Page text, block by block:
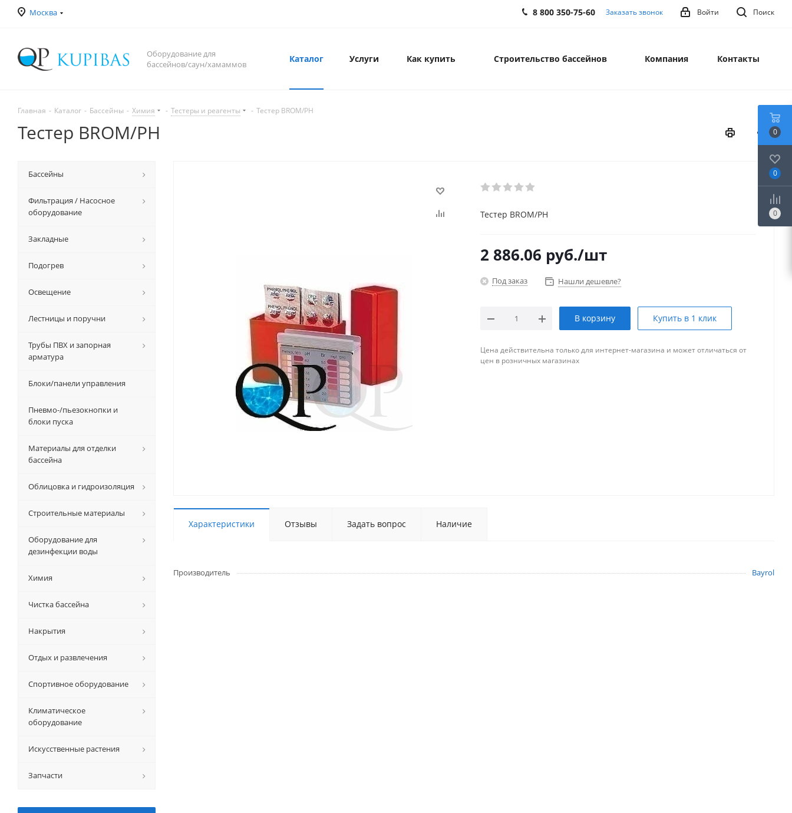
Москва Поиск
Войти
8 800 350-75-60 Заказать звонок
Оборудование для
бассейнов/саун/хамаммов
Каталог Услуги Как купить Строительство бассейнов Компания Контакты
Главная - Каталог - Бассейны - Химия - Тестеры и реагенты - Тестер BROM/PH
Тестер BROM/PH
Тестер BROM/PH
2 886.06 руб./шт
Под заказ Нашли дешевле?
В корзину Купить в 1 клик
Цена действительна только для интернет-магазина и может отличаться от
цен в розничных магазинах
Характеристики Отзывы Задать вопрос Наличие
Производитель Bayrol
Бассейны
Фильтрация / Насосное
оборудование
Закладные
Подогрев
Освещение
Лестницы и поручни
Трубы ПВХ и запорная
арматура
Блоки/панели управления
Пневмо-/пьезокнопки и
блоки пуска
Материалы для отделки
бассейна
Облицовка и гидроизоляция
Строительные материалы
Оборудование для
дезинфекции воды
Химия
Чистка бассейна
Накрытия
Отдых и развлечения
Спортивное оборудование
Климатическое
оборудование
Искусственные растения
Запчасти
0
0
0